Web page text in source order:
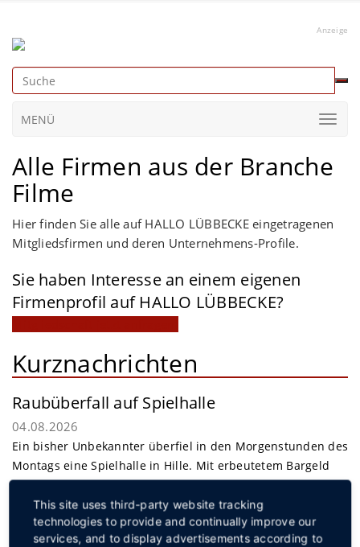
Anzeige
MENÜ
Alle Firmen aus der Branche
Filme
Hier finden Sie alle auf HALLO LÜBBECKE eingetragenen
Mitgliedsfirmen und deren Unternehmens-Profile.
Sie haben Interesse an einem eigenen
Firmenprofil auf HALLO LÜBBECKE?
Kurznachrichten
Raubüberfall auf Spielhalle
04.08.2026
Ein bisher Unbekannter überfiel in den Morgenstunden des
Montags eine Spielhalle in Hille. Mit erbeutetem Bargeld
gelang dem Täter die Flucht.weiterlesen
Service
This site uses third-party website tracking
technologies to provide and continually improve our
services, and to display advertisements according to